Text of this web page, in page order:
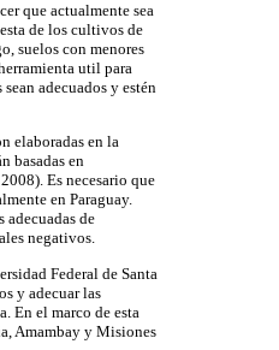
que actualmente sea
de los cultivos de
suelos con menores
util para
adecuados y estén
elaboradas en la
basadas en
Es necesario que
en Paraguay.
adecuadas de
negativos.
Federal de Santa
y adecuar las
En el marco de esta
Amambay y Misiones